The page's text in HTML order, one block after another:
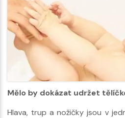
Mělo by dokázat udržet
Hlava, trup a nožičky jsou v